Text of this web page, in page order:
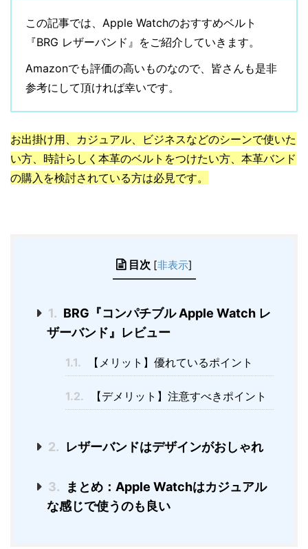
この記事では、Apple Watchのおすすめベルト
『BRG レザーバンド』をご紹介していきます。
Amazonでも評価の高いものなので、皆さんも是非
参考にして頂ければ幸いです。
お出掛け用、カジュアル、ビジネスなどのシーンで使いた
い方、時計らしく本革のベルトをつけたい方、本革バンド
の購入を検討されている方は必見です。
目次 [非表示]
1. BRG『コンパチブル Apple Watch レ
ザーバンド』レビュー
1.1. 【メリット】優れているポイント
1.2. 【デメリット】注意すべきポイント
2. レザーバンドはデザインがおしゃれ
3.
まとめ：Apple Watchはカジュアル
な感じで使うのも良い